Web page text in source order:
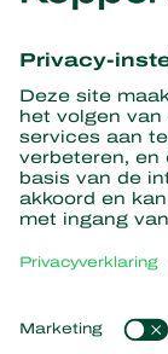
Ontvang
Partners with
Roofmijten
Roofinsecten
Nuttige
Nuttige micro-
Nieuws en
Populaire links